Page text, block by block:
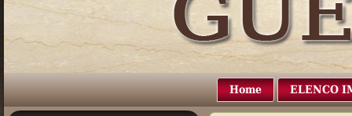
Home ELENCO